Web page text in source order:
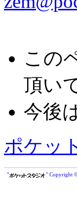
この
頂い
今後
ポケッ
" " Copyright